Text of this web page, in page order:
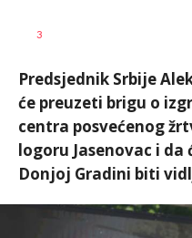
AUTOR
3
Predsjednik Srbije
će preuzeti brigu o
centra posvećenog
logoru Jasenovac i da
Donjoj Gradini biti